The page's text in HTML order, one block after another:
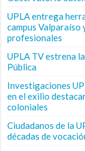
UPLA entrega
campus Valparaíso
profesionales
UPLA TV estrena
Pública
Investigaciones
en el exilio
coloniales
Ciudadanos de la
décadas de